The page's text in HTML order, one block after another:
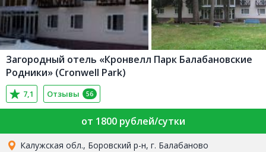
Загородный отель «Кронвелл Парк Балабановские
Родники» (Cronwell Park)
7,1 Отзывы 56
от 1800 рублей/сутки
Калужская обл., Боровский р-н, г. Балабаново